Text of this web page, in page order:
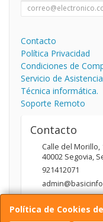
Política de Cookies
Contacto
Política Privacidad
Condiciones de
Servicio de Asistencia
Técnica informática.
Soporte Remoto
Contacto
Calle del Morillo,
40002 Segovia,
921412071